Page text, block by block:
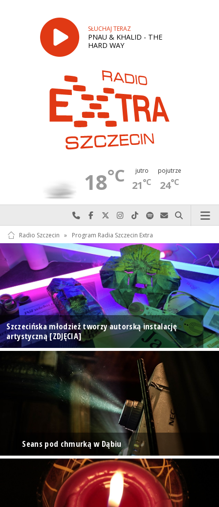
SŁUCHAJ TERAZ
PNAU & KHALID - THE
HARD WAY
18°C jutro
21°C
pojutrze
24°C
Najlepiej po prostu do nas zadzwoń
Odwiedź nas na Facebook-u
Odwiedź nas na X
Odwiedź nas na Instagram-ie
Odwiedź nas na TikTok-u
Szukaj nas na Spotify
Wyślij do nas
Szukaj
Radio Szczecin » Program Radia Szczecin Extra
Szczecińska młodzież tworzy autorską instalację
artystyczną [ZDJĘCIA]
Seans pod chmurką w Dąbiu